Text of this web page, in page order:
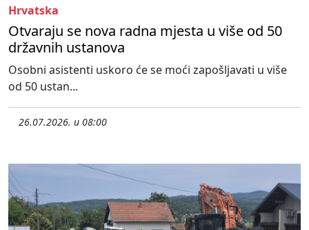
Hrvatska
Otvaraju se nova radna mjesta u više od 50
državnih ustanova
Osobni asistenti uskoro će se moći zapošljavati u više
od 50 ustan...
26.07.2026. u 08:00